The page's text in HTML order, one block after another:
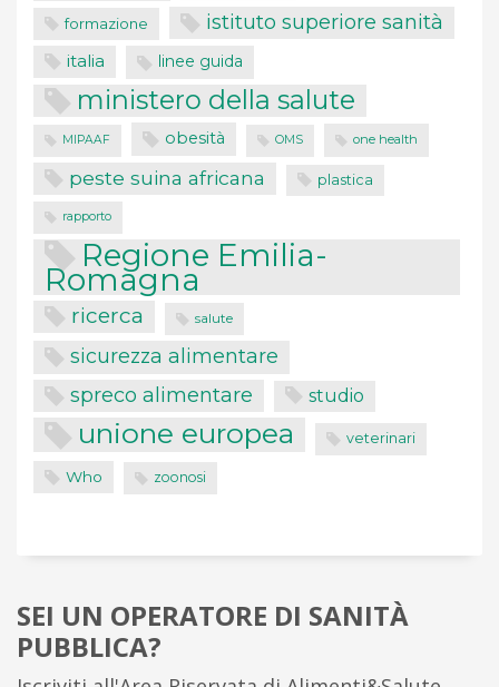
formazione istituto superiore sanità
italia linee guida
ministero della salute
MIPAAF obesità OMS one health
peste suina africana plastica
rapporto
Regione Emilia-
Romagna
ricerca salute
sicurezza alimentare
spreco alimentare studio
unione europea veterinari
Who zoonosi
SEI UN OPERATORE DI SANITÀ
PUBBLICA?